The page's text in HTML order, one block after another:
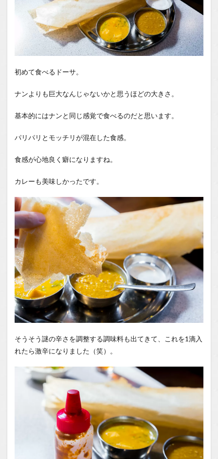
初めて食べるドーサ。
ナンよりも巨大なんじゃないかと思うほどの大きさ。
基本的にはナンと同じ感覚で食べるのだと思います。
パリパリとモッチリが混在した食感。
食感が心地良く癖になりますね。
カレーも美味しかったです。
そうそう謎の辛さを調整する調味料も出てきて、これを1滴入
れたら激辛になりました（笑）。